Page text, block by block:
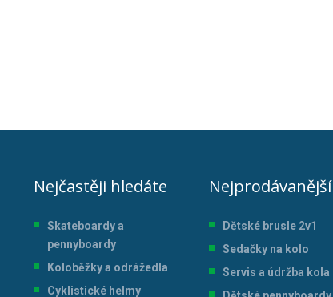
Nejčastěji hledáte
Skateboardy a
pennyboardy
Koloběžky a odrážedla
Cyklistické helmy
Nejprodávanější
Dětské brusle 2v1
Sedačky na kolo
Servis a údržba kola